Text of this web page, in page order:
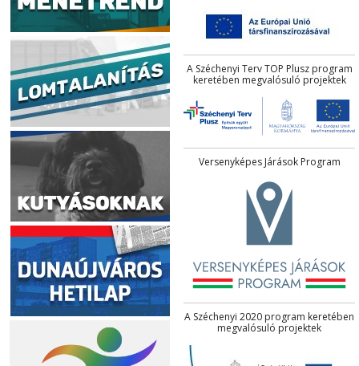
A Széchenyi Terv TOP Plusz program
keretében megvalósuló projektek
Versenyképes Járások Program
A Széchenyi 2020 program keretében
megvalósuló projektek